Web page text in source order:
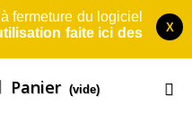
fermeture du logiciel
faite ici des
X
Panier (vide)